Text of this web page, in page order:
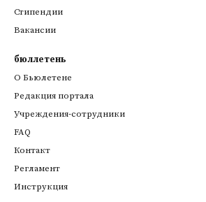
Стипендии
Вакансии
бюллетень
О Бьюлетене
Редакция портала
Учреждения-сотрудники
FAQ
Контакт
Регламент
Инструкция